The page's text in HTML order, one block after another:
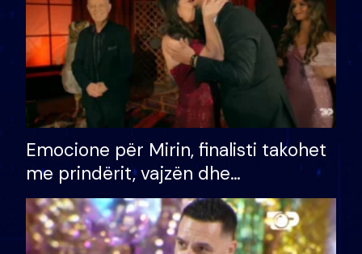
Emocione për Mirin, finalisti takohet
me prindërit, vajzën dhe
bashkëshorten: S’kemi ndonjë letër
divorci apo jo?